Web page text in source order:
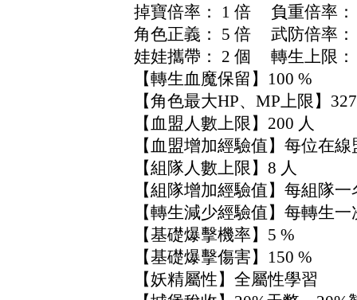
掉寶倍率： 1 倍 負重倍率：
角色正義： 5 倍 武防倍率：
娃娃攜帶： 2 個 轉生上限：
【轉生血魔保留】100 %
【角色最大HP、MP上限】
【血盟人數上限】200 人
【血盟增加經驗值】每位在
【組隊人數上限】8 人
【組隊增加經驗值】每組隊
【轉生減少經驗值】每轉生
【基礎爆擊機率】5 %
【基礎爆擊傷害】150 %
【妖精屬性】全屬性學習